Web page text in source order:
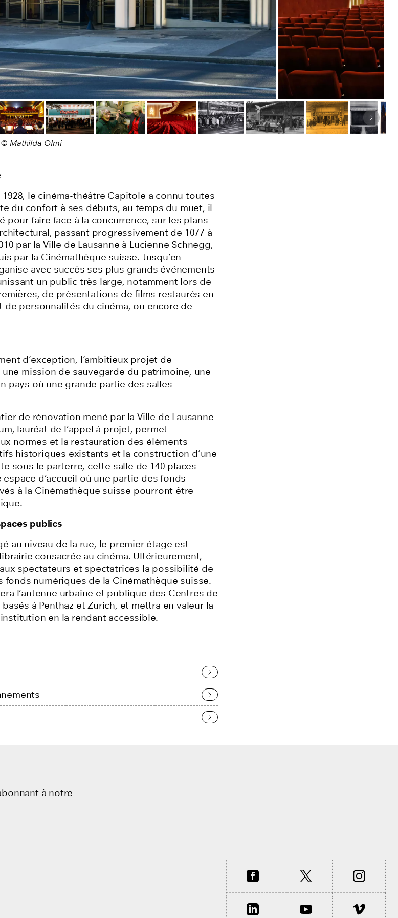
Image
© Mathilda Olmi
le cinéma-théâtre Capitole a connu toutes
du confort à ses débuts, au temps du muet, il
pour faire face à la concurrence, sur les plans
passant progressivement de 1077 à
par la Ville de Lausanne à Lucienne Schnegg,
par la Cinémathèque suisse. Jusqu’en
avec succès ses plus grands événements
un public très large, notamment lors de
de présentations de films restaurés en
de personnalités du cinéma, ou encore de
d’exception, l’ambitieux projet de
mission de sauvegarde du patrimoine, une
pays où une grande partie des salles
de rénovation mené par la Ville de Lausanne
lauréat de l’appel à projet, permet
normes et la restauration des éléments
historiques existants et la construction d’une
sous le parterre, cette salle de 140 places
d’accueil où une partie des fonds
à la Cinémathèque suisse pourront être
publics
au niveau de la rue, le premier étage est
consacrée au cinéma. Ultérieurement,
spectateurs et spectatrices la possibilité de
numériques de la Cinémathèque suisse.
l’antenne urbaine et publique des Centres de
à Penthaz et Zurich, et mettra en valeur la
en la rendant accessible.
à notre